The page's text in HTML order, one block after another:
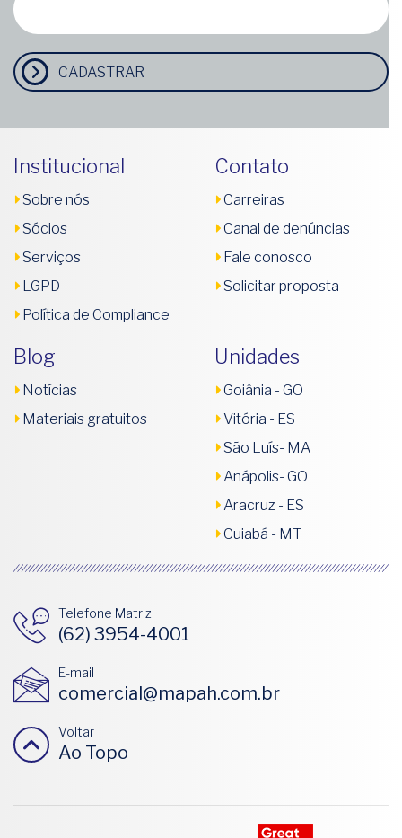
CADASTRAR
Institucional
Sobre nós
Sócios
Serviços
LGPD
Política de Compliance
Contato
Carreiras
Canal de denúncias
Fale conosco
Solicitar proposta
Blog
Notícias
Materiais gratuitos
Unidades
Goiânia - GO
Vitória - ES
São Luís- MA
Anápolis- GO
Aracruz - ES
Cuiabá - MT
Telefone Matriz
(62) 3954-4001
E-mail
comercial@mapah.com.br
Voltar
Ao Topo